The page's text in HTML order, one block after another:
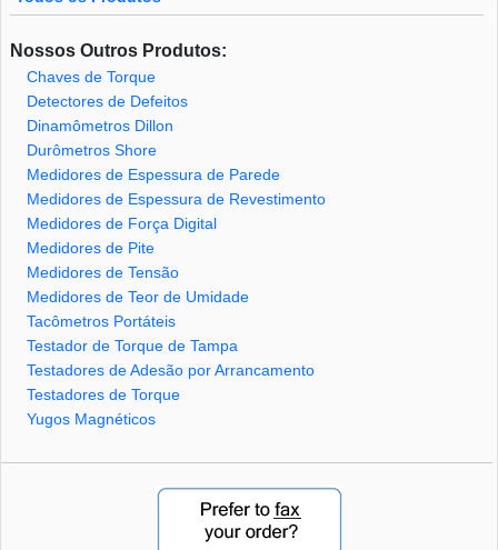
Nossos Outros Produtos:
Chaves de Torque
Detectores de Defeitos
Dinamômetros Dillon
Durômetros Shore
Medidores de Espessura de Parede
Medidores de Espessura de Revestimento
Medidores de Força Digital
Medidores de Pite
Medidores de Tensão
Medidores de Teor de Umidade
Tacômetros Portáteis
Testador de Torque de Tampa
Testadores de Adesão por Arrancamento
Testadores de Torque
Yugos Magnéticos